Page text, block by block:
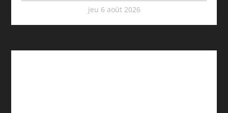
jeu 6 août 2026